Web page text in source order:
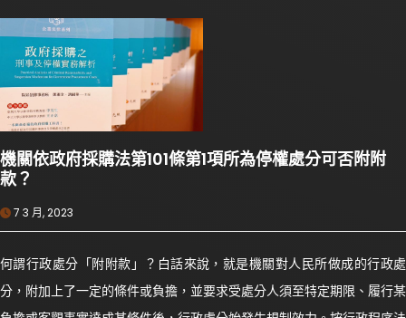
機關依政府採購法第101條第1項所為停權處分可否附附
款？
7 3 月, 2023
何謂行政處分「附附款」？白話來說，就是機關對人民所做成的行政處
分，附加上了一定的條件或負擔，並要求受處分人須至特定期限、履行某